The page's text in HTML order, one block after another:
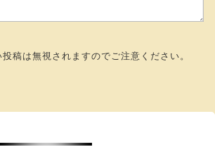
稿は無視されますのでご注意ください。